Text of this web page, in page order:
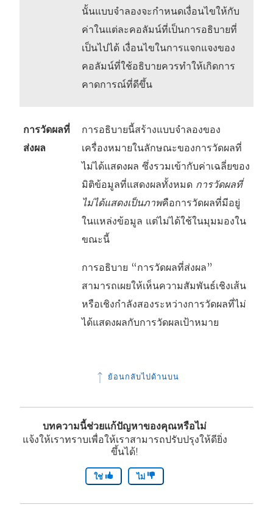
นั้นแบบจำลองจะกำหนดเงื่อนไขให้กับ
ค่าในแต่ละคอลัมน์ที่เป็นการอธิบายที่
เป็นไปได้ เงื่อนไขในการแจกแจงของ
คอลัมน์ที่ใช้อธิบายควรทำให้เกิดการ
คาดการณ์ที่ดีขึ้น
การวัดผลที่
ส่งผล
การอธิบายนี้สร้างแบบจำลองของ
เครื่องหมายในลักษณะของการวัดผลที่
ไม่ได้แสดงผล ซึ่งรวมเข้ากับค่าเฉลี่ยของ
มิติข้อมูลที่แสดงผลทั้งหมด การวัดผลที่
ไม่ได้แสดงเป็นภาพคือการวัดผลที่มีอยู่
ในแหล่งข้อมูล แต่ไม่ได้ใช้ในมุมมองใน
ขณะนี้
การอธิบาย “การวัดผลที่ส่งผล”
สามารถเผยให้เห็นความสัมพันธ์เชิงเส้น
หรือเชิงกำลังสองระหว่างการวัดผลที่ไม่
ได้แสดงผลกับการวัดผลเป้าหมาย
ย้อนกลับไปด้านบน
บทความนี้ช่วยแก้ปัญหาของคุณหรือไม่
แจ้งให้เราทราบเพื่อให้เราสามารถปรับปรุงให้ดียิ่ง
ขึ้นได้!
ใช่ ไม่